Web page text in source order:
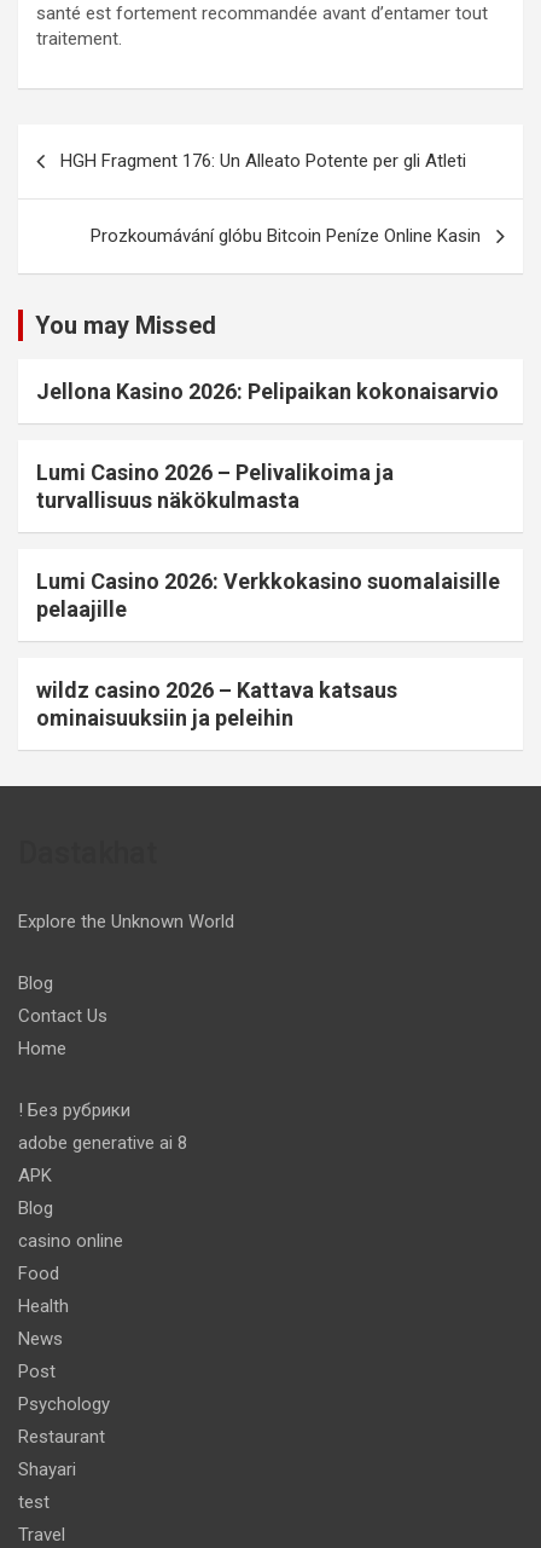
santé est fortement recommandée avant d’entamer tout
traitement.
HGH Fragment 176: Un Alleato Potente per gli Atleti
Prozkoumávání glóbu Bitcoin Peníze Online Kasin
You may Missed
Jellona Kasino 2026: Pelipaikan kokonaisarvio
Lumi Casino 2026 – Pelivalikoima ja
turvallisuus näkökulmasta
Lumi Casino 2026: Verkkokasino suomalaisille
pelaajille
wildz casino 2026 – Kattava katsaus
ominaisuuksiin ja peleihin
Explore the Unknown World
Blog
Contact Us
Home
! Без рубрики
adobe generative ai 8
APK
Blog
casino online
Food
Health
News
Post
Psychology
Restaurant
Shayari
test
Travel